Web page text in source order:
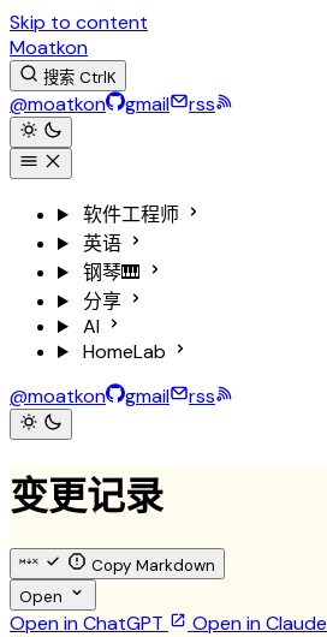
Skip to content
Moatkon
搜索 CtrlK
@moatkon gmail rss
软件工程师
英语
钢琴🎹
分享
AI
HomeLab
@moatkon
gmail rss
变更记录
Copy Markdown
Open
Open in ChatGPT Open in Claude